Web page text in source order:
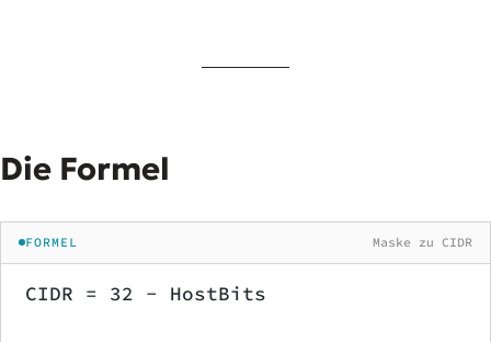
Die Formel
FORMEL Maske zu CIDR
CIDR = 32 − HostBits